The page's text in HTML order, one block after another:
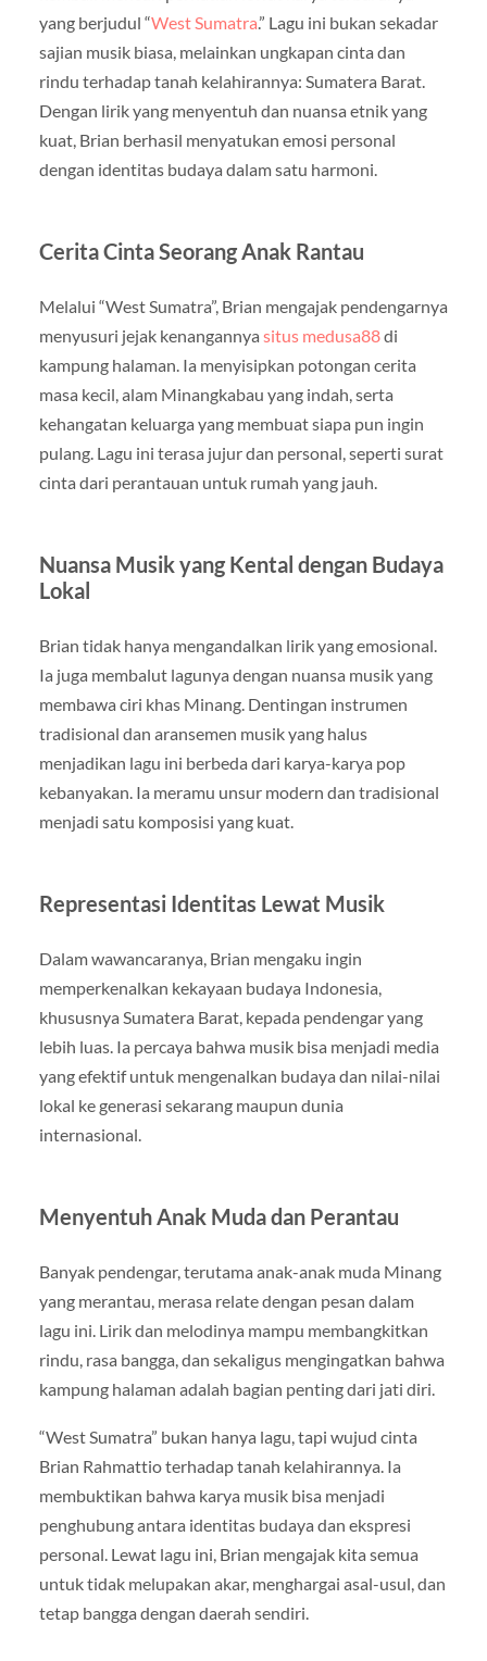
yang berjudul “West Sumatra.” Lagu ini bukan sekadar
sajian musik biasa, melainkan ungkapan cinta dan
rindu terhadap tanah kelahirannya: Sumatera Barat.
Dengan lirik yang menyentuh dan nuansa etnik yang
kuat, Brian berhasil menyatukan emosi personal
dengan identitas budaya dalam satu harmoni.
Cerita Cinta Seorang Anak Rantau
Melalui “West Sumatra”, Brian mengajak pendengarnya
menyusuri jejak kenangannya situs medusa88di
kampung halaman. Ia menyisipkan potongan cerita
masa kecil, alam Minangkabau yang indah, serta
kehangatan keluarga yang membuat siapa pun ingin
pulang. Lagu ini terasa jujur dan personal, seperti surat
cinta dari perantauan untuk rumah yang jauh.
Nuansa Musik yang Kental dengan Budaya
Lokal
Brian tidak hanya mengandalkan lirik yang emosional.
Ia juga membalut lagunya dengan nuansa musik yang
membawa ciri khas Minang. Dentingan instrumen
tradisional dan aransemen musik yang halus
menjadikan lagu ini berbeda dari karya-karya pop
kebanyakan. Ia meramu unsur modern dan tradisional
menjadi satu komposisi yang kuat.
Representasi Identitas Lewat Musik
Dalam wawancaranya, Brian mengaku ingin
memperkenalkan kekayaan budaya Indonesia,
khususnya Sumatera Barat, kepada pendengar yang
lebih luas. Ia percaya bahwa musik bisa menjadi media
yang efektif untuk mengenalkan budaya dan nilai-nilai
lokal ke generasi sekarang maupun dunia
internasional.
Menyentuh Anak Muda dan Perantau
Banyak pendengar, terutama anak-anak muda Minang
yang merantau, merasa relate dengan pesan dalam
lagu ini. Lirik dan melodinya mampu membangkitkan
rindu, rasa bangga, dan sekaligus mengingatkan bahwa
kampung halaman adalah bagian penting dari jati diri.
“West Sumatra” bukan hanya lagu, tapi wujud cinta
Brian Rahmattio terhadap tanah kelahirannya. Ia
membuktikan bahwa karya musik bisa menjadi
penghubung antara identitas budaya dan ekspresi
personal. Lewat lagu ini, Brian mengajak kita semua
untuk tidak melupakan akar, menghargai asal-usul, dan
tetap bangga dengan daerah sendiri.